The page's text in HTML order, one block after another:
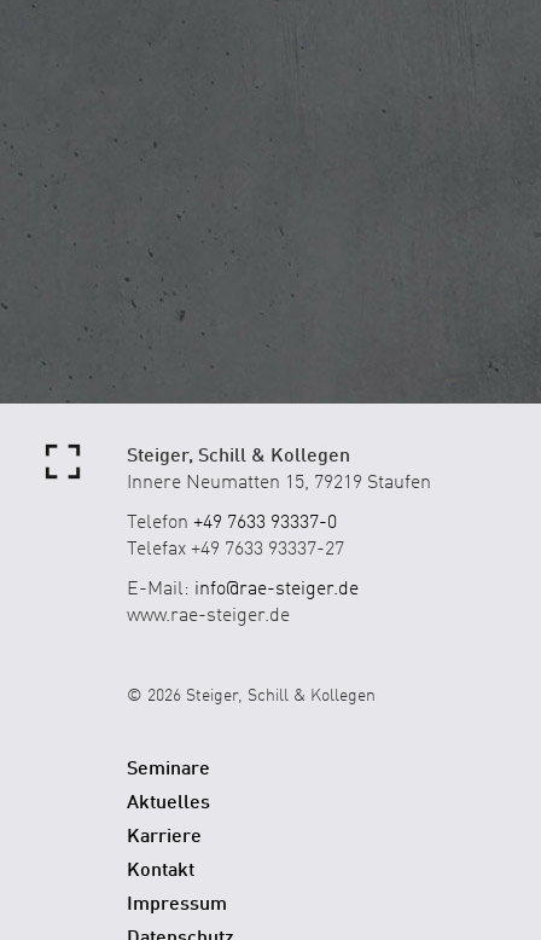
Steiger, Schill & Kollegen
Innere Neumatten 15, 79219 Staufen
Telefon +49 7633 93337-0
Telefax +49 7633 93337-27
E-Mail: info@rae-steiger.de
www.rae-steiger.de
© 2026 Steiger, Schill & Kollegen
Seminare
Aktuelles
Karriere
Kontakt
Impressum